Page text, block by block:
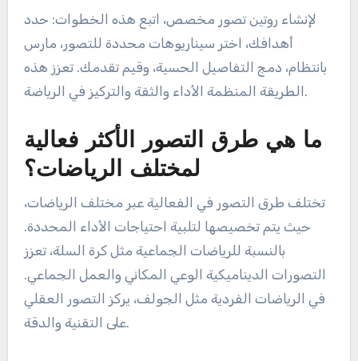
لإنشاء روتين تصور مخصص، اتبع هذه الخطوات: حدد
أهدافك، اختر سيناريوهات محددة للتصور، مارس
بانتظام، دمج التفاصيل الحسية، وقيم تقدمك. تعزز هذه
الطريقة المنظمة الأداء والثقة والتركيز في الرياضة.
ما هي طرق التصور الأكثر فعالية
لمختلف الرياضات؟
تختلف طرق التصور في الفعالية عبر مختلف الرياضات،
حيث يتم تخصيصها لتلبية احتياجات الأداء المحددة.
بالنسبة للرياضات الجماعية مثل كرة السلة، تعزز
التصورات الديناميكية الوعي المكاني والعمل الجماعي.
في الرياضات الفردية مثل الجولف، يركز التصور العقلي
على التقنية والدقة.